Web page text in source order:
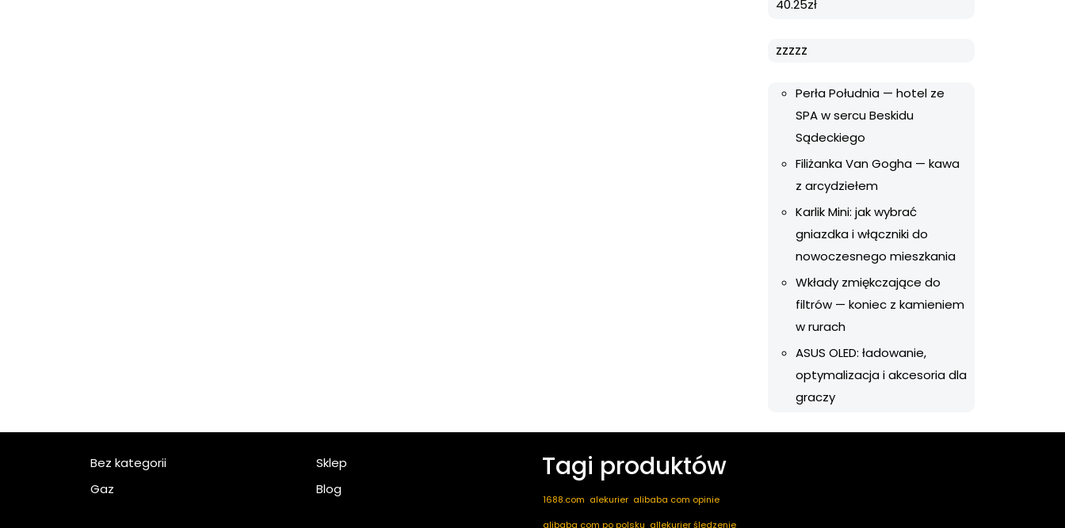
40.25zł
zzzzz
Perła Południa — hotel ze
SPA w sercu Beskidu
Sądeckiego
Filiżanka Van Gogha — kawa
z arcydziełem
Karlik Mini: jak wybrać
gniazdka i włączniki do
nowoczesnego mieszkania
Wkłady zmiękczające do
filtrów — koniec z kamieniem
w rurach
ASUS OLED: ładowanie,
optymalizacja i akcesoria dla
graczy
Bez kategorii
Gaz
Sklep
Blog
Tagi produktów
1688.com alekurier alibaba com opinie
alibaba com po polsku allekurier śledzenie